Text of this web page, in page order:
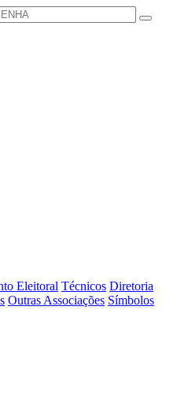
Eleitoral Técnicos Diretoria
Outras Associações Símbolos